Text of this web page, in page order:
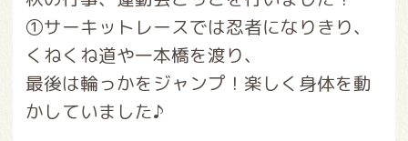
①サーキットレースでは忍者になりきり、
くねくね道や一本橋を渡り、
最後は輪っかをジャンプ！楽しく身体を動
かしていました♪